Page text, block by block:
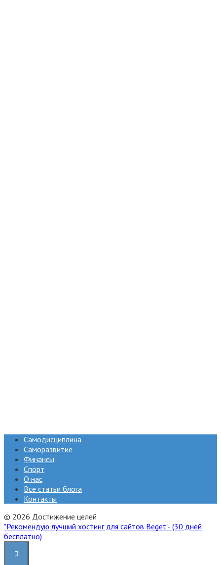
Самодисциплина
Саморазвитие
Финансы
Спорт
О нас
Все статьи блога
Контакты
© 2026 Достижение целей
"Рекомендую лучший хостинг для сайтов Beget"- (30 дней
бесплатно)